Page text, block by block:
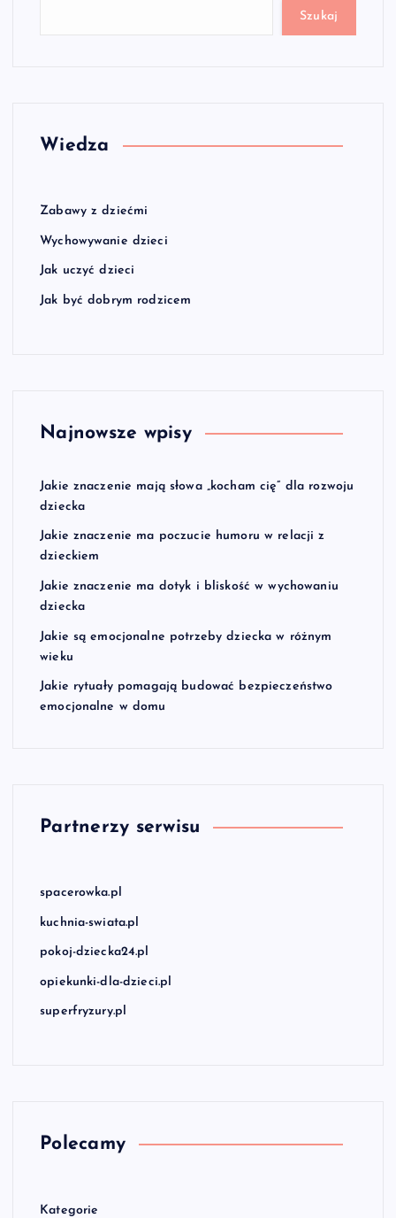
Szukaj
Wiedza
Zabawy z dziećmi
Wychowywanie dzieci
Jak uczyć dzieci
Jak być dobrym rodzicem
Najnowsze wpisy
Jakie znaczenie mają słowa „kocham cię” dla rozwoju
dziecka
Jakie znaczenie ma poczucie humoru w relacji z
dzieckiem
Jakie znaczenie ma dotyk i bliskość w wychowaniu
dziecka
Jakie są emocjonalne potrzeby dziecka w różnym
wieku
Jakie rytuały pomagają budować bezpieczeństwo
emocjonalne w domu
Partnerzy serwisu
spacerowka.pl
kuchnia-swiata.pl
pokoj-dziecka24.pl
opiekunki-dla-dzieci.pl
superfryzury.pl
Polecamy
Kategorie